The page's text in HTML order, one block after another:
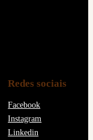
Redes sociais
Facebook
Instagram
Linkedin